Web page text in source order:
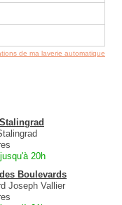
de ma laverie automatique
20h
Boulevards
Joseph Vallier